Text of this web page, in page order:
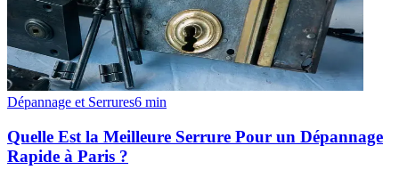
Dépannage et Serrures6 min
Quelle Est la Meilleure Serrure Pour un Dépannage
Rapide à Paris ?